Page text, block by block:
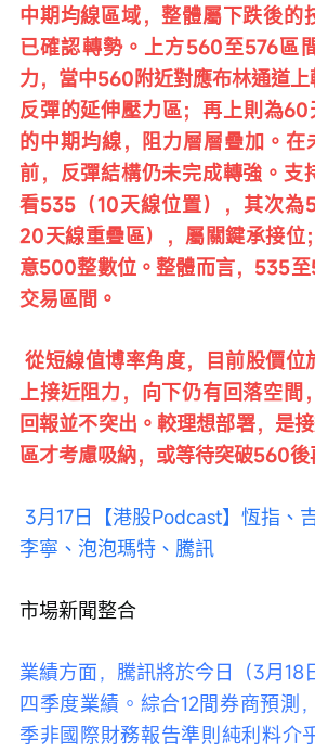
中期均線區域，整體屬下跌後的
已確認轉勢。上方560至576區
力，當中560附近對應布林通道
反彈的延伸壓力區；再上則為
的中期均線，阻力層層疊加。
前，反彈結構仍未完成轉強。支
看535（10天線位置），其次為
20天線重疊區），屬關鍵承接位
意500整數位。整體而言，535
交易區間。
從短線值博率角度，目前股價位於區間中上段，向
上接近阻力，向下仍有回落空間
回報並不突出。較理想部署，是
區才考慮吸納，或等待突破560後
3月17日【港股Podcast】恆指、
李寧、泡泡瑪特、騰訊
市場新聞整合
業績方面，騰訊將於今日（3月18
四季度業績。綜合12間券商預測
季非國際財務報告準則純利料介